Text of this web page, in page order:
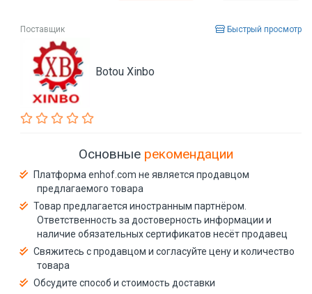
Поставщик Быстрый просмотр
Botou Xinbo
Основные рекомендации
Платформа enhof.com не является продавцом
предлагаемого товара
Товар предлагается иностранным партнёром.
Ответственность за достоверность информации и
наличие обязательных сертификатов несёт продавец
Свяжитесь с продавцом и согласуйте цену и количество
товара
Обсудите способ и стоимость доставки